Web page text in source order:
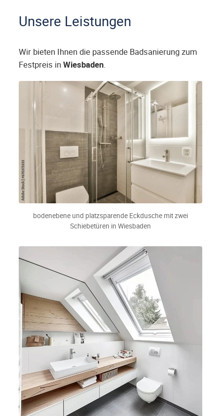
Unsere Leistungen
Wir bieten Ihnen die passende Badsanierung zum
Festpreis in Wiesbaden.
bodenebene und platzsparende Eckdusche mit zwei
Schiebetüren in Wiesbaden